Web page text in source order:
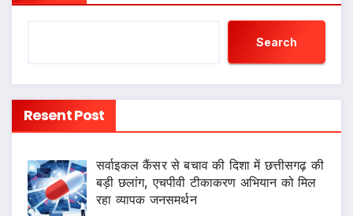
Search
Resent Post
सर्वाइकल कैंसर से बचाव की दिशा में छत्तीसगढ़ की
बड़ी छलांग, एचपीवी टीकाकरण अभियान को मिल
रहा व्यापक जनसमर्थन